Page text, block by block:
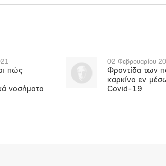
πώς
νοσήματα
02 Φεβρουαρίου
Φροντίδα των
καρκίνο εν
Covid-19